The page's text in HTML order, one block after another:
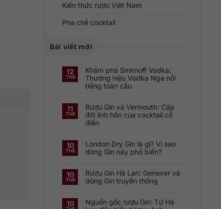
Kiến thức rượu Việt Nam
Pha chế cocktail
Bài viết mới
12
Th6
Khám phá Smirnoff Vodka:
Thương hiệu Vodka Nga nổi
tiếng toàn cầu
bình
luận
ở
Khám
phá
Thương
hiệu
Vodka
tiếng
toàn
cầu
11
Th6
Rượu Gin và Vermouth: Cặp
đôi linh hồn của cocktail cổ
điển
bình
luận
ở
Vermouth:
Cặp
của
cocktail
10
Th6
London Dry Gin là gì? Vì sao
dòng Gin này phổ biến?
bình
luận
ở
là
10
Th6
Rượu Gin Hà Lan: Genever và
dòng Gin truyền thống
bình
luận
10
Nguồn gốc rượu Gin: Từ Hà